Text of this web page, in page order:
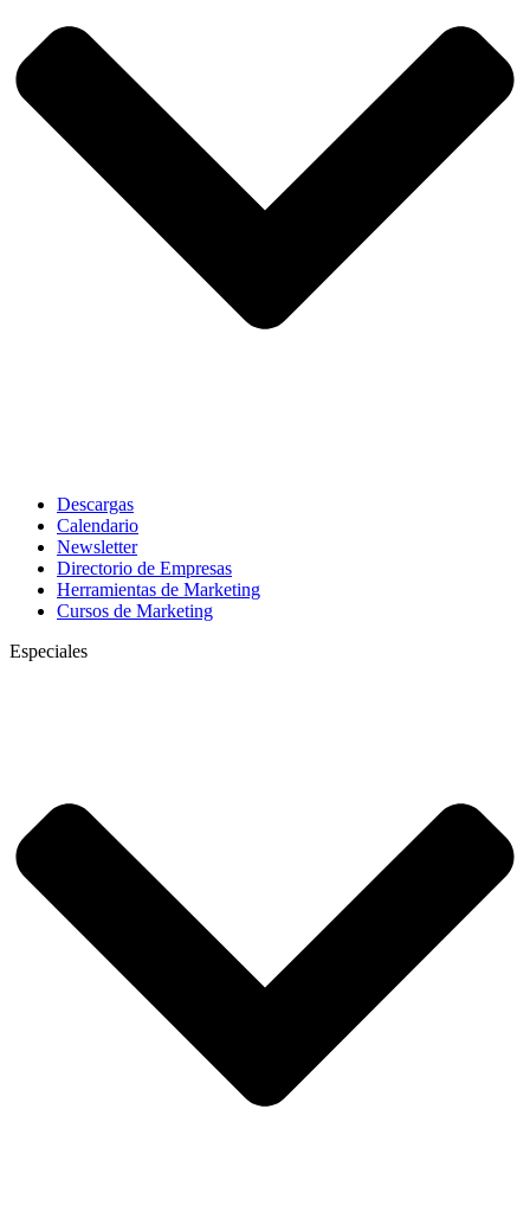
Descargas
Calendario
Newsletter
Directorio de Empresas
Herramientas de Marketing
Cursos de Marketing
Especiales